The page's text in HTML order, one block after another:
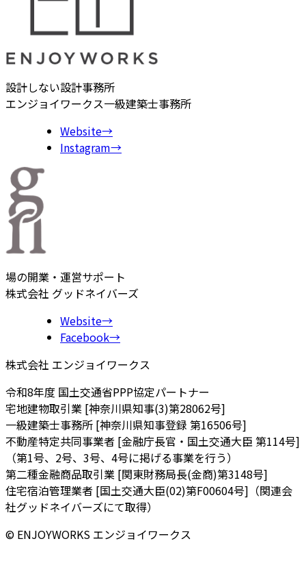
設計しない設計事務所
エンジョイワークス一級建築士事務所
Website→
Instagram→
場の開業・運営サポート
株式会社 グッドネイバーズ
Website→
Facebook→
株式会社 エンジョイワークス
令和8年度 国土交通省PPP協定パートナー
宅地建物取引業 [神奈川県知事(3)第28062号]
一級建築士事務所 [神奈川県知事登録 第16506号]
不動産特定共同事業者 [金融庁長官・国土交通大臣 第114号]
（第1号、2号、3号、4号に掲げる事業を行う）
第二種金融商品取引業 [関東財務局長(金商)第3148号]
住宅宿泊管理業者 [国土交通大臣(02)第F00604号]（関連会
社グッドネイバーズにて取得）
© ENJOYWORKS エンジョイワークス